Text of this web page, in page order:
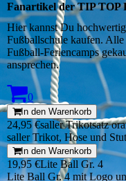
Fanartikel der TIP TOP
Hier kannst Du
Fußballschule kaufen.
Fußball-Feriencamps
ansprechen.
0
In den Warenkorb
24,95 €saller Trikotsatz
saller Trikot, Hose und
In den Warenkorb
19,95 €Lite Ball Gr. 4
Lite Ball Gr. 4 mit Logo